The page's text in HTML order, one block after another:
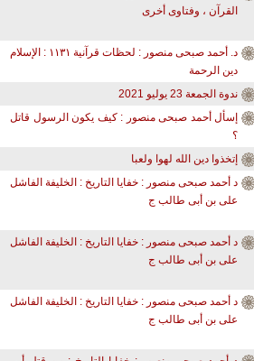
القرآن ، وفتاوى أخرى
د. أحمد صبحى منصور : لحظات قرآنية ١١٣١ : الإسلام
دين الرحمة
ندوة الجمعة 23 يوليو 2021
إسأل أحمد صبحى منصور : كيف يكون الرسول قاتل
؟
إتخذوا دين الله لهوا ولعبا
د أحمد صبحى منصور : خفايا التاريخ : الخليفة الفاشل
على بن أبى طالب ج
د أحمد صبحى منصور : خفايا التاريخ : الخليفة الفاشل
على بن أبى طالب ج
د أحمد صبحى منصور : خفايا التاريخ : الخليفة الفاشل
على بن أبى طالب ج